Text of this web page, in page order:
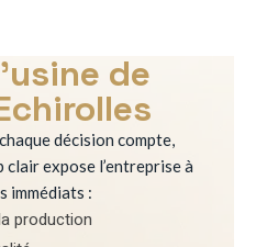
de
décision compte,
clair expose l’entreprise à
immédiats :
production